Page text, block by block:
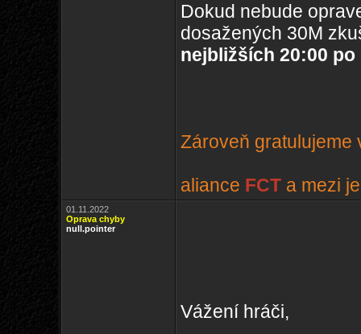
Dokud nebude
dosažených 30M
nejbližších 20:00
Zároveň gratulujeme
aliance FCT a mezi
01.11.2022
Oprava chyby
null.pointer
Vážení hráči,